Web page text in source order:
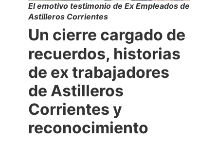
El emotivo testimonio de Ex Empleados de
Astilleros Corrientes
Un cierre cargado de
recuerdos, historias
de ex trabajadores
de Astilleros
Corrientes y
reconocimiento